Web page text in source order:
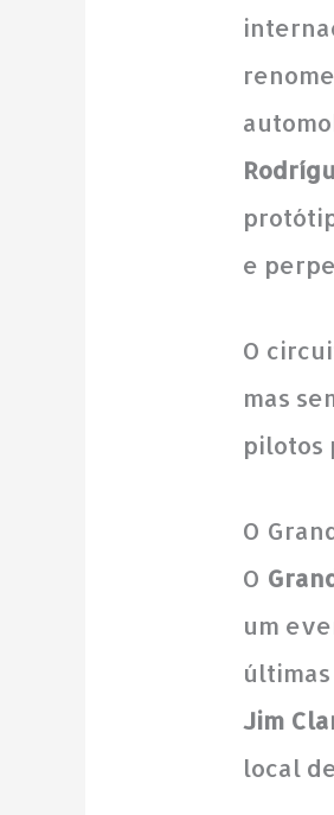
e
O
mas
pilotos
O
O
um
Jim
local